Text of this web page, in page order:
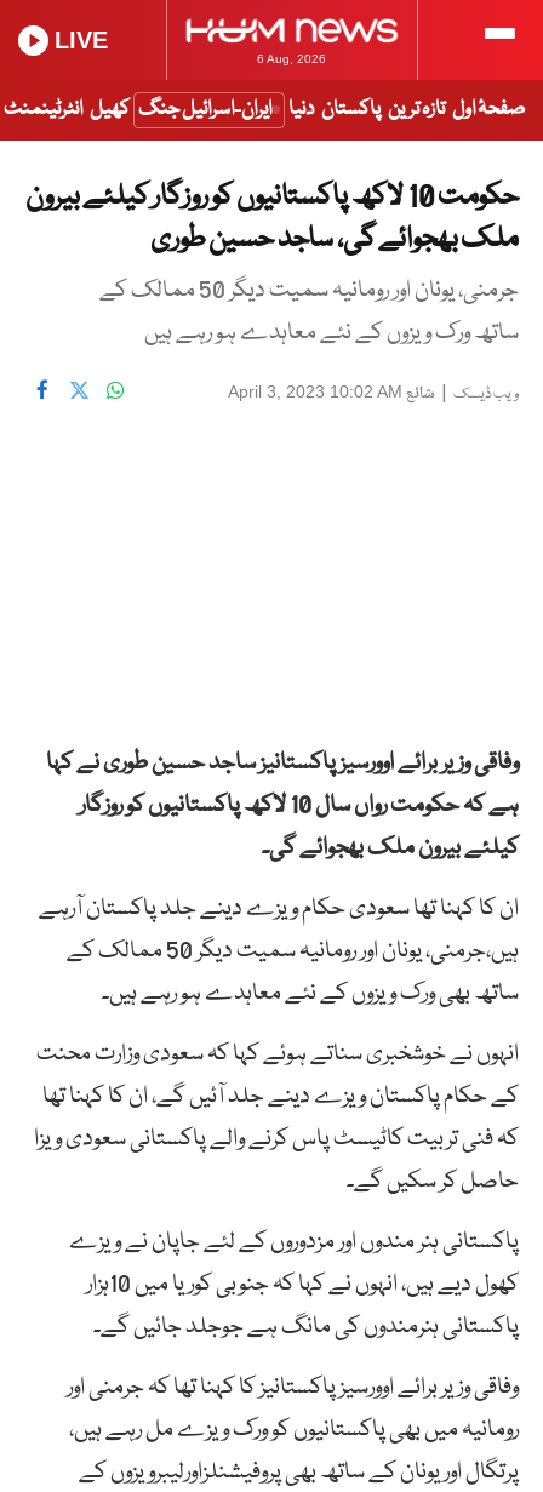
6 Aug, 2026
LIVE
صفحۂ اول تازہ ترین پاکستان دنیا ایران-اسرائیل جنگ کھیل انٹرٹینمنٹ
حکومت 10 لاکھ پاکستانیوں کو روزگار کیلئے بیرون
ملک بھجوائے گی، ساجد حسین طوری
جرمنی، یونان اور رومانیہ سمیت دیگر 50 ممالک کے
ساتھ ورک ویزوں کے نئے معاہدے ہو رہے ہیں
ویب ڈیسک | شائع April 3, 2023 10:02 AM
وفاقی وزیر برائے اوورسیز پاکستانیز ساجد حسین طوری نے کہا
ہے کہ حکومت رواں سال 10 لاکھ پاکستانیوں کو روزگار
کیلئے بیرون ملک بھجوائے گی۔
ان کا کہنا تھا سعودی حکام ویزے دینے جلد پاکستان آرہے
ہیں،جرمنی، یونان اور رومانیہ سمیت دیگر 50 ممالک کے
ساتھ بھی ورک ویزوں کے نئے معاہدے ہو رہے ہیں۔
انہوں نے خوشخبری سناتے ہوئے کہا کہ سعودی وزارت محنت
کے حکام پاکستان ویزے دینے جلد آئیں گے، ان کا کہنا تھا
کہ فنی تربیت کاٹیسٹ پاس کرنے والے پاکستانی سعودی ویزا
حاصل کر سکیں گے۔
پاکستانی ہنر مندوں اور مزدوروں کے لئے جاپان نے ویزے
کھول دیے ہیں، انہوں نے کہا کہ جنوبی کوریا میں 10ہزار
پاکستانی ہنرمندوں کی مانگ ہے جوجلد جائیں گے۔
وفاقی وزیر برائے اوورسیز پاکستانیز کا کہنا تھا کہ جرمنی اور
رومانیہ میں بھی پاکستانیوں کو ورک ویزے مل رہے ہیں،
پرتگال اوریونان کے ساتھ بھی پروفیشنلزاورلیبرویزوں کے